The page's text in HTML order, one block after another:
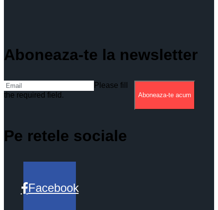
Aboneaza-te la newsletter
Please fill
the required field.
Aboneaza-te acum
Pe retele sociale
Facebook